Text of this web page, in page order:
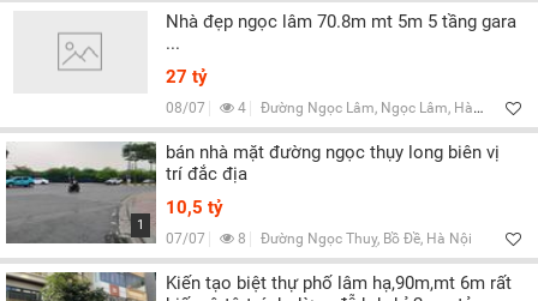
Nhà đẹp ngọc lâm 70.8m mt 5m 5 tầng gara
...
27 tỷ
08/07 4 Đường Ngọc Lâm, Ngọc Lâm, Hà Nội
1
bán nhà mặt đường ngọc thụy long biên vị
trí đắc địa
10,5 tỷ
07/07 8 Đường Ngọc Thuỵ, Bồ Đề, Hà Nội
Kiến tạo biệt thự phố lâm hạ,90m,mt 6m rất